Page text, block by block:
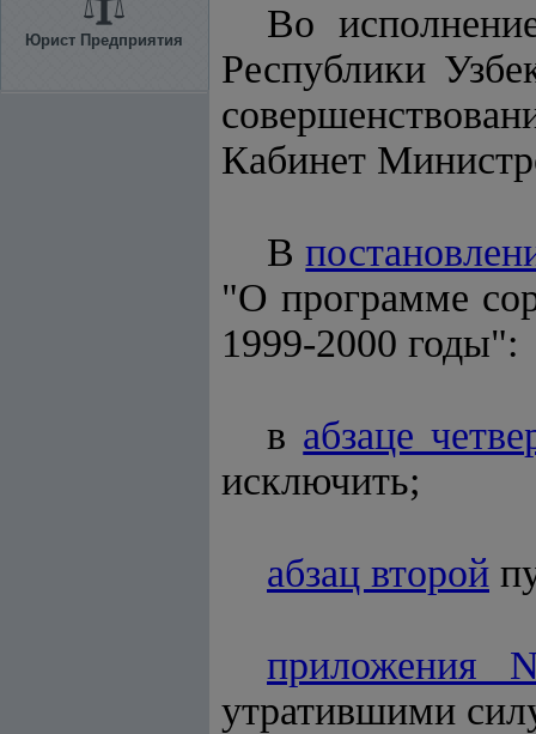
Юрист Предприятия
Во
Республики
Кабинет
В
"О программе
1999-2000 годы":
в абзаце
исключить;
абзац второй
приложения
утратившими